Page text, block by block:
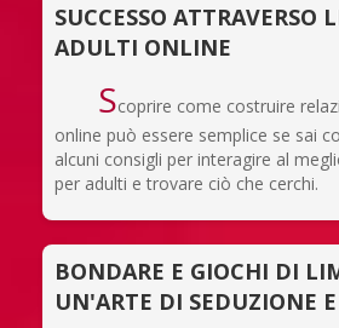
SUCCESSO ATTRAVERSO
ADULTI ONLINE
Scoprire come costruire
online può essere semplice se sai
alcuni consigli per interagire al
per adulti e trovare ciò che cerchi.
BONDARE E GIOCHI DI
UN'ARTE DI SEDUZIONE